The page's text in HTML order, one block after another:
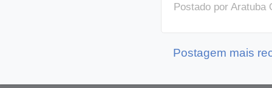
Postado por Aratuba
Postagem mais